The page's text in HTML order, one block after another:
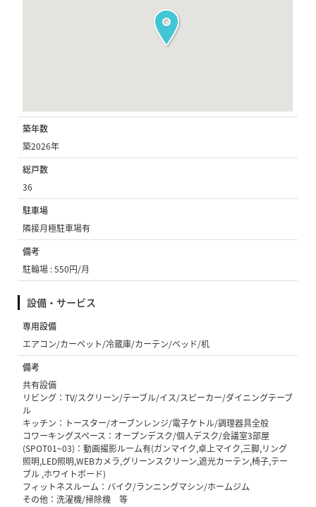
築年数
築2026年
総戸数
36
駐車場
隣接月極駐車場有
備考
駐輪場 : 550円/月
設備・サービス
専用設備
エアコン/カーペット/冷蔵庫/カーテン/ベッド/机
備考
共有設備
リビング：TV/スクリーン/テーブル/イス/スピーカー/ダイニングテーブ
ル
キッチン：トースター/オーブンレンジ/電子ケトル/調理器具全般
コワーキングスペース：オープンデスク/個人デスク/会議室3部屋
(SPOT01~03)：動画撮影ルーム有(ガンマイク,卓上マイク,三脚,リング
照明,LED照明,WEBカメラ,グリーンスクリーン,遮光カーテン,椅子,テー
ブル ,ホワイトボード)
フィットネスルーム：バイク/ランニングマシン/ホームジム
その他：洗濯機/掃除機 等